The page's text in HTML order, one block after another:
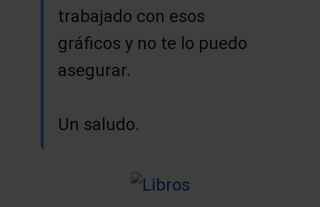
trabajado con esos
gráficos y no te lo puedo
asegurar.
Un saludo.